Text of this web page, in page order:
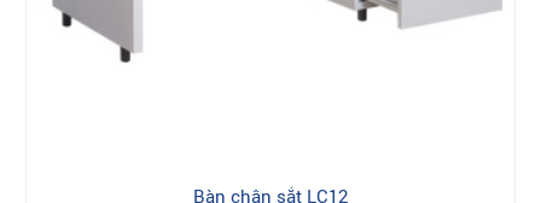
Bàn chân sắt LC12